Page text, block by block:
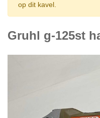
op dit kavel.
Gruhl g-125st